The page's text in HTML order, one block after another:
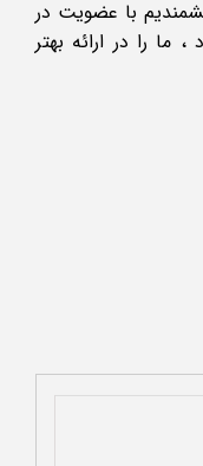
با عضویت در
را در ارائه بهتر